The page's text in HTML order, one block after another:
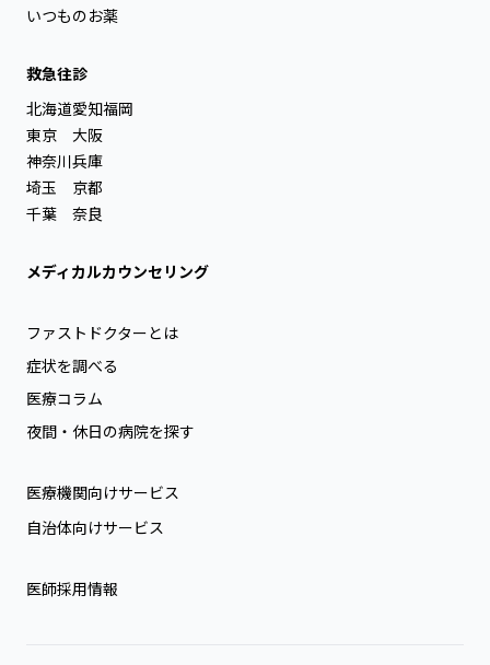
いつものお薬
救急往診
北海道
東京
神奈川
埼玉
千葉
愛知
大阪
兵庫
京都
奈良
福岡
メディカルカウンセリング
ファストドクターとは
症状を調べる
医療コラム
夜間・休日の病院を探す
医療機関向けサービス
自治体向けサービス
医師採用情報